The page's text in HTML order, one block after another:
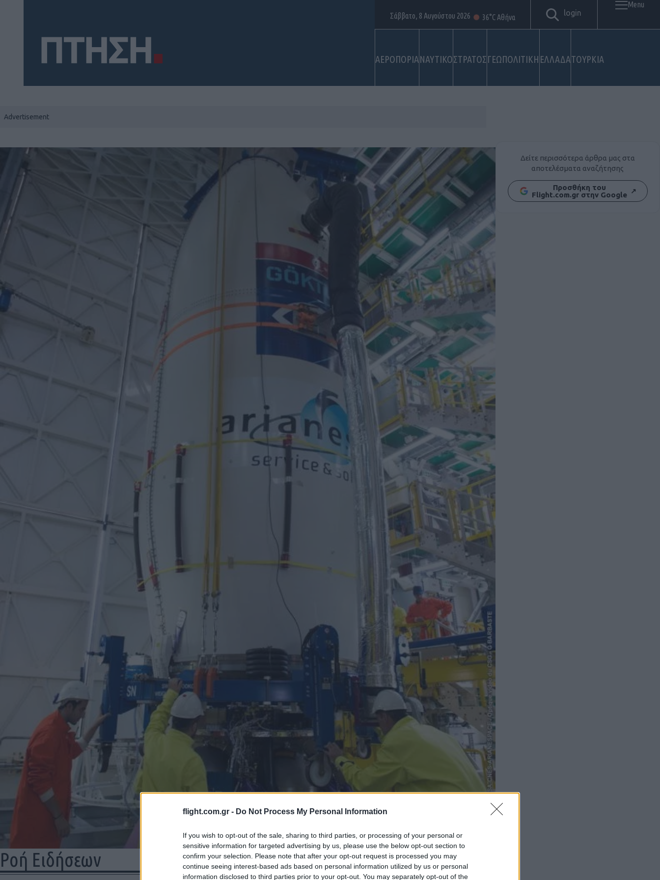
flight.com.gr - Do Not Process My Personal Information
If you wish to opt-out of the sale, sharing to third parties, or processing of your personal or
sensitive information for targeted advertising by us, please use the below opt-out section to
confirm your selection. Please note that after your opt-out request is processed you may
continue seeing interest-based ads based on personal information utilized by us or personal
information disclosed to third parties prior to your opt-out. You may separately opt-out of the
ΑΕΡΟΠΟΡΙΑΝΑΥΤΙΚΟΣΤΡΑΤΟΣΓΕΩΠΟΛΙΤΙΚΗ ΕΛΛΑΔΑΤΟΥΡΚΙΑ
Σάββατο, 8 Αυγούστου 2026 36°C Αθήνα login
Menu
Ροή Ειδήσεων
Δείτε περισσότερα άρθρα μας στα
αποτελέσματα αναζήτησης
Προσθήκη του
Flight.com.gr στην Google ↗
01/12/2016 9